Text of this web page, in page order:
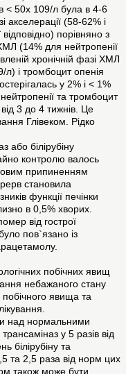
< 50х 109/л була в 4-6
акселерації (58-62% і
порівняно з
(14% для нейтропенії
хронічній фазі ХМЛ
і тромбоцит опенія
у 2% і < 1%
та тромбоцит
від 3 до 4 тижнів. Це
Глівеком. Рідко
або білірубіну
контролю валось
припиненням
становила
функції печінки
в 0,5% хворих.
від гострої
пов`язано із
побічних явищ
небажаного стану
побічного явища та
над нормальними
у 5 разів від
білірубіну та
та 2,5 раза від норм цих
також може бути